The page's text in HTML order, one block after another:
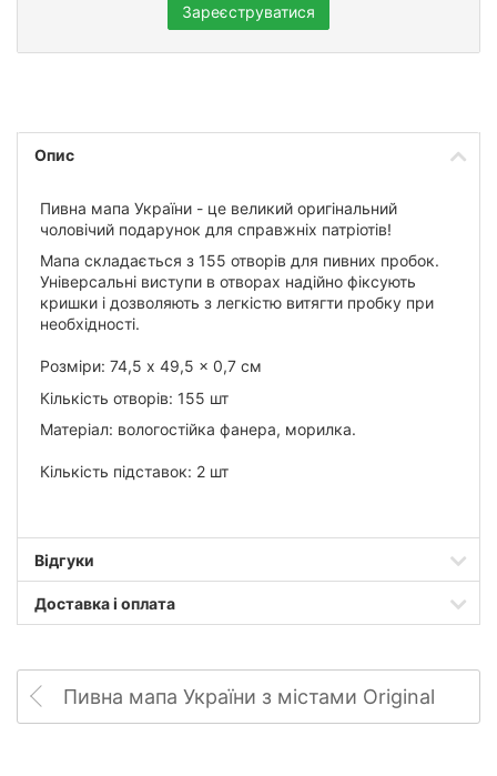
Зареєструватися
Опис
Пивна мапа України - це великий оригінальний
чоловічий подарунок для справжніх патріотів!
Мапа складається з 155 отворів для пивних пробок.
Універсальні виступи в отворах надійно фіксують
кришки і дозволяють з легкістю витягти пробку при
необхідності.
Розміри: 74,5 x 49,5 x 0,7 см
Кількість отворів: 155 шт
Матеріал: вологостійка фанера, морилка.
Кількість підставок: 2 шт
Відгуки
Доставка і оплата
Пивна мапа України з містами Original